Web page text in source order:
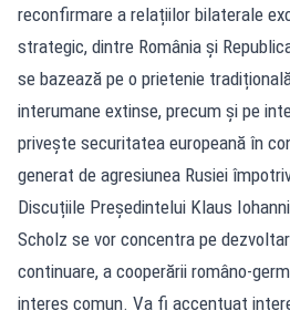
reconfirmare a relațiilor bilaterale
strategic, dintre România și
se bazează pe o prietenie
interumane extinse, precum și pe
privește securitatea europeană în
generat de agresiunea Rusiei
Discuțiile Președintelui Klaus
Scholz se vor concentra pe
continuare, a cooperării româno-
interes comun. Va fi accentuat